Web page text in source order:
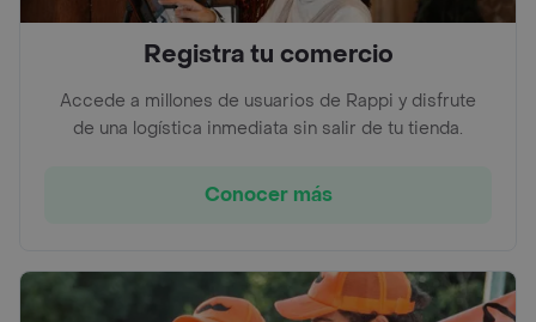
Registra tu comercio
Accede a millones de usuarios de Rappi y disfrute
de una logística inmediata sin salir de tu tienda.
Conocer más